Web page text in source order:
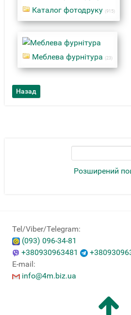
Розширений
Каталог фотодруку (915)
Меблева фурнітура (23)
Tel/Viber/Telegram:
(093) 096-34-81
+380930963481
E-mail:
info@4m.biz.ua